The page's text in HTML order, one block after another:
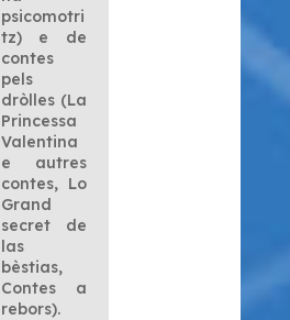
psicomotri
tz) e de
contes
pels
dròlles (La
Princessa
Valentina
e autres
contes, Lo
Grand
secret de
las
bèstias,
Contes a
rebors).